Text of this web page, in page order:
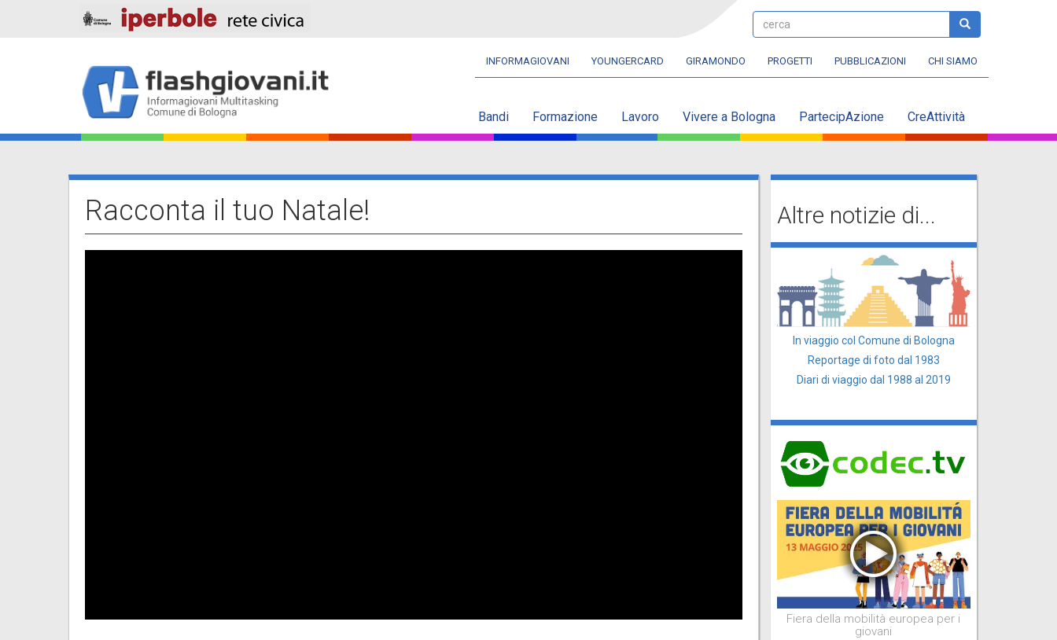
cerca cerca
Navbar
INFORMAGIOVANI YOUNGERCARD GIRAMONDO PROGETTI PUBBLICAZIONI CHI SIAMO
Main
navigation
Bandi Formazione Lavoro Vivere a Bologna PartecipAzione CreAttività
Racconta il tuo Natale! Altre notizie di...
In viaggio col Comune di Bologna
Reportage di foto dal 1983
Diari di viaggio dal 1988 al 2019
Fiera della mobilità europea per i
giovani